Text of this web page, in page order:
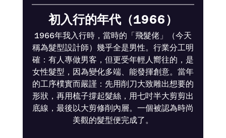
初入行的年代（1966）
1966年我入行時，當時的「飛髮佬」（今天
稱為髮型設計師）幾乎全是男性。行業分工明
確：有人專做男客，但更受年輕人嚮往的，是
女性髮型，因為變化多端、能發揮創意。當年
的工序樸實而嚴謹：先用削刀大致雕出想要的
形狀，再用梳子撐起髮絲，用七吋半大剪剪出
底線，最後以大剪修削內層。一個被認為時尚
美觀的髮型便完成了。